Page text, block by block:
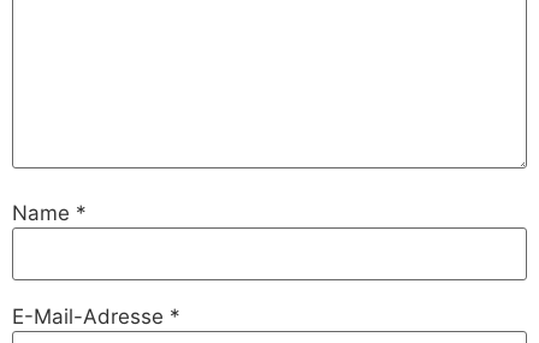
Name *
E-Mail-Adresse *